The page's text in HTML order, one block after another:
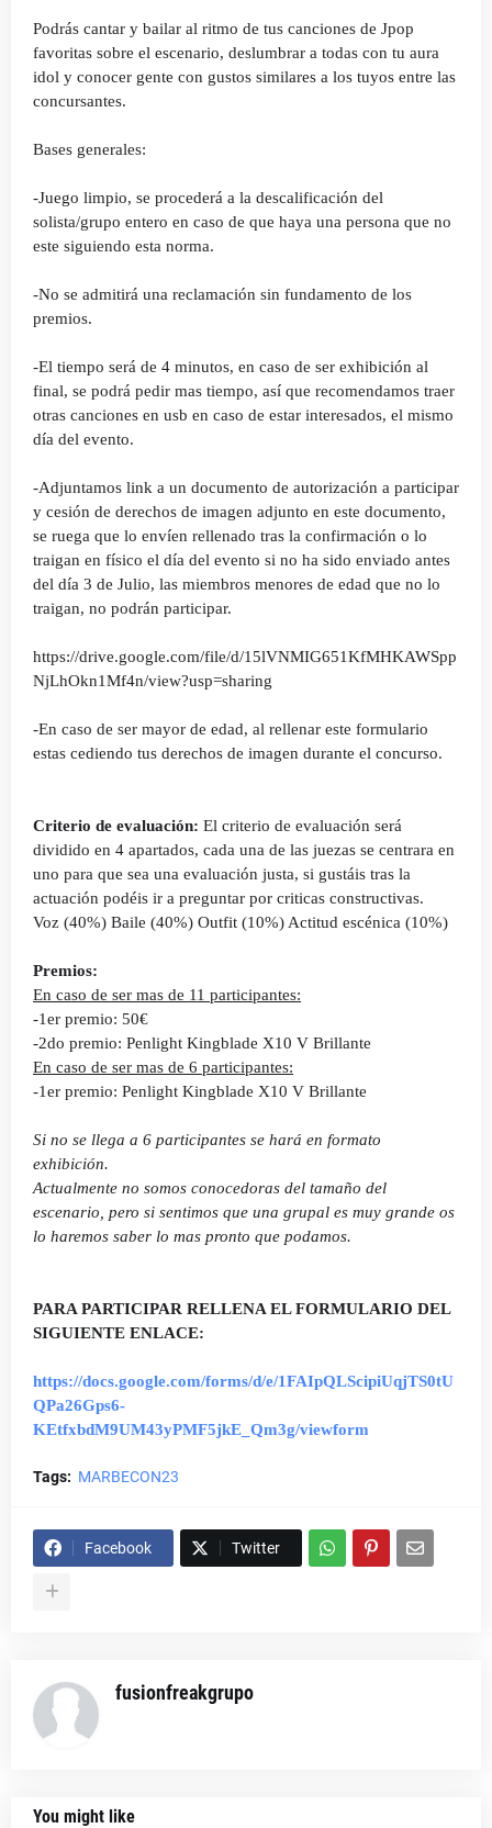
Podrás cantar y bailar al ritmo de tus canciones de Jpop
favoritas sobre el escenario, deslumbrar a todas con tu aura
idol y conocer gente con gustos similares a los tuyos entre las
concursantes.
Bases generales:
-Juego limpio, se procederá a la descalificación del
solista/grupo entero en caso de que haya una persona que no
este siguiendo esta norma.
-No se admitirá una reclamación sin fundamento de los
premios.
-El tiempo será de 4 minutos, en caso de ser exhibición al
final, se podrá pedir mas tiempo, así que recomendamos traer
otras canciones en usb en caso de estar interesados, el mismo
día del evento.
-Adjuntamos link a un documento de autorización a participar
y cesión de derechos de imagen adjunto en este documento,
se ruega que lo envíen rellenado tras la confirmación o lo
traigan en físico el día del evento si no ha sido enviado antes
del día 3 de Julio, las miembros menores de edad que no lo
traigan, no podrán participar.
https://drive.google.com/file/d/15lVNMIG651KfMHKAWSpp
NjLhOkn1Mf4n/view?usp=sharing
-En caso de ser mayor de edad, al rellenar este formulario
estas cediendo tus derechos de imagen durante el concurso.
Criterio de evaluación: El criterio de evaluación será
dividido en 4 apartados, cada una de las juezas se centrara en
uno para que sea una evaluación justa, si gustáis tras la
actuación podéis ir a preguntar por criticas constructivas.
Voz (40%) Baile (40%) Outfit (10%) Actitud escénica (10%)
Premios:
En caso de ser mas de 11 participantes:
-1er premio: 50€
-2do premio: Penlight Kingblade X10 V Brillante
En caso de ser mas de 6 participantes:
-1er premio: Penlight Kingblade X10 V Brillante
Si no se llega a 6 participantes se hará en formato
exhibición.
Actualmente no somos conocedoras del tamaño del
escenario, pero si sentimos que una grupal es muy grande os
lo haremos saber lo mas pronto que podamos.
PARA PARTICIPAR RELLENA EL FORMULARIO DEL
SIGUIENTE ENLACE:
https://docs.google.com/forms/d/e/1FAIpQLScipiUqjTS0tU
QPa26Gps6-
KEtfxbdM9UM43yPMF5jkE_Qm3g/viewform
Tags: MARBECON23
Facebook Twitter
fusionfreakgrupo
You might like